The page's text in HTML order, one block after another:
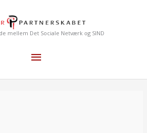
mellem Det Sociale Netværk og SIND
Hovedmenu